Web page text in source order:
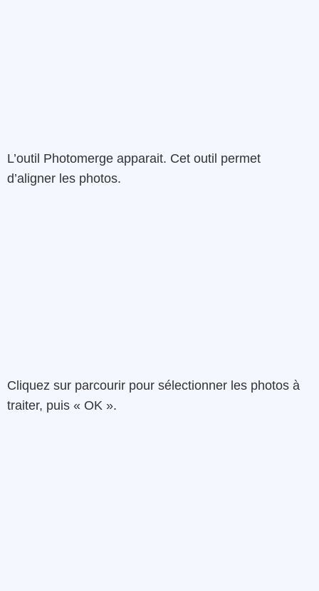
L’outil Photomerge apparait. Cet outil permet
d’aligner les photos.
Cliquez sur parcourir pour sélectionner les photos à
traiter, puis « OK ».